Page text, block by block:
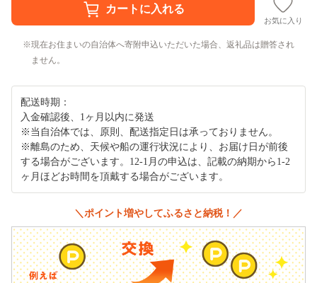
お気に入り
現在お住まいの自治体へ寄附申込いただいた場合、返礼品は贈答され
ません。
配送時期：
入金確認後、1ヶ月以内に発送
※当自治体では、原則、配送指定日は承っておりません。
※離島のため、天候や船の運行状況により、お届け日が前後
する場合がございます。12-1月の申込は、記載の納期から1-2
ヶ月ほどお時間を頂戴する場合がございます。
＼ポイント増やしてふるさと納税！／